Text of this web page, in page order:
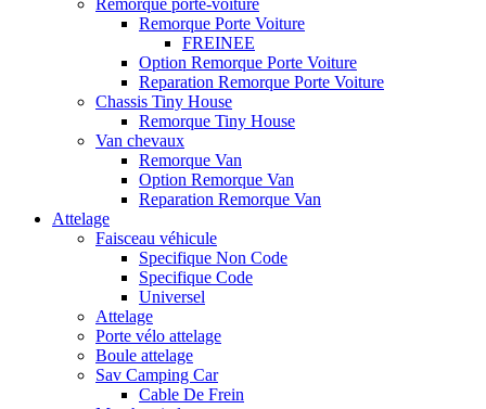
Remorque porte-voiture
Remorque Porte Voiture
FREINEE
Option Remorque Porte Voiture
Reparation Remorque Porte Voiture
Chassis Tiny House
Remorque Tiny House
Van chevaux
Remorque Van
Option Remorque Van
Reparation Remorque Van
Attelage
Faisceau véhicule
Specifique Non Code
Specifique Code
Universel
Attelage
Porte vélo attelage
Boule attelage
Sav Camping Car
Cable De Frein